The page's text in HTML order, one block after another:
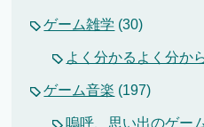
ゲーム雑学 (30)
よく分かるよく分か
ゲーム音楽 (197)
嗚呼、思い出のゲー